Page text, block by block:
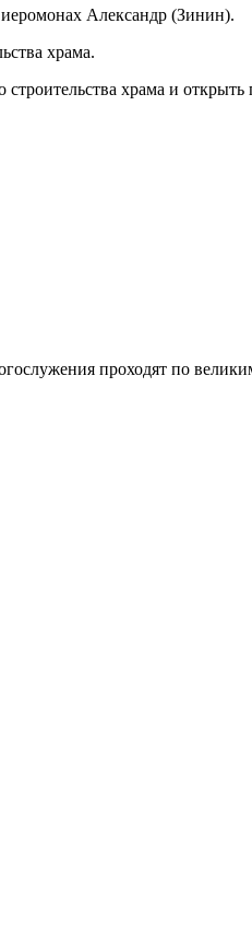
иеромонах Александр (Зинин).
храма.
храма и
проходят по